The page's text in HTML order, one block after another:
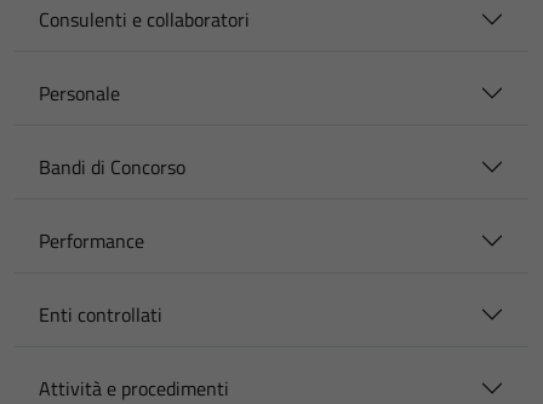
Consulenti e collaboratori
Personale
Bandi di Concorso
Performance
Enti controllati
Attività e procedimenti